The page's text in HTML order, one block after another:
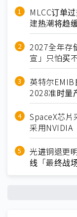
MLCC订单
建热潮将趋
2027全年存
宣」只怕买
英特尔
2028准时量
SpaceX芯
采用NVIDIA
光进铜退更
线「最终战场